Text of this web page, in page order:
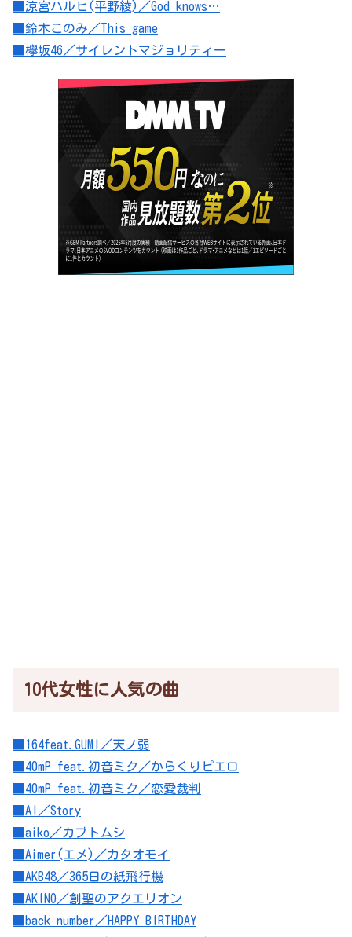
■涼宮ハルヒ(平野綾)／God knows…
■鈴木このみ／This game
■欅坂46／サイレントマジョリティー
10代女性に人気の曲
■164feat.GUMI／天ノ弱
■40mP feat.初音ミク／からくりピエロ
■40mP feat.初音ミク／恋愛裁判
■AI／Story
■aiko／カブトムシ
■Aimer(エメ)／カタオモイ
■AKB48／365日の紙飛行機
■AKINO／創聖のアクエリオン
■back number／HAPPY BIRTHDAY